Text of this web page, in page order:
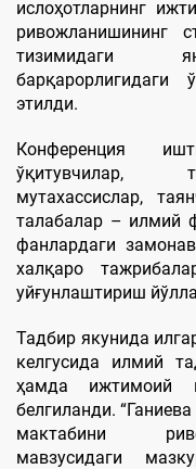
ислоҳотларнинг
ривожланишининг
тизимидаги
этилди.
Конференция
ўқитувчилар,
мутахассислар,
талабалар – илмий
фанлардаги
халқаро
уйғунлаштириш
Тадбир якунида
келгусида илмий
ҳамда ижтимоий
белгиланди.
мактабини
мавзусидаги